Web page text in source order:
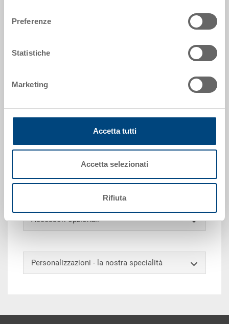
Preferenze
Statistiche
Marketing
Accetta tutti
Accetta selezionati
Rifiuta
Richiedi offerta
600x400x280 mm, interno 565x365x263 mm, 54.6 l,
pareti chiuse, fondo a nervature, 2 impugnature
etichette integrato su tutti i lati, senza angoli di presa
Accessori opzionali
Personalizzazioni - la nostra specialità